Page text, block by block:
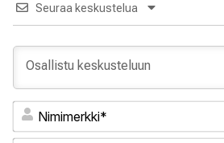
Seuraa keskustelua